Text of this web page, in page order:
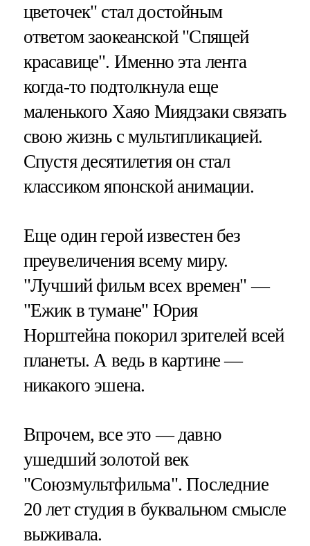
цветочек" стал достойным
ответом заокеанской "Спящей
красавице". Именно эта лента
когда-то подтолкнула еще
маленького Хаяо Миядзаки связать
свою жизнь с мультипликацией.
Спустя десятилетия он стал
классиком японской анимации.
Еще один герой известен без
преувеличения всему миру.
"Лучший фильм всех времен" —
"Ежик в тумане" Юрия
Норштейна покорил зрителей всей
планеты. А ведь в картине —
никакого эшена.
Впрочем, все это — давно
ушедший золотой век
"Союзмультфильма". Последние
20 лет студия в буквальном смысле
выживала.